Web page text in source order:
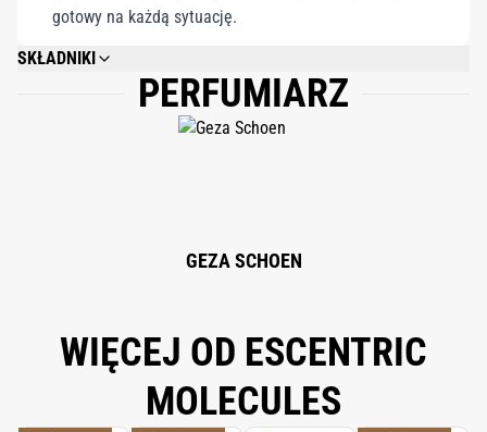
gotowy na każdą sytuację.
SKŁADNIKI
ALCOHOL DENAT, PARFUM (FRAGRANCE), AQUA (WATER), LIMONENE,
ETHYLHEXYL METHOXYCINNAMATE, BUTYL
METHOXYDIBENZOYLMETHANE, ETHYLHEXYL SALICYLATE, CITRAL,
PERFUMIARZ
GEZA SCHOEN
WIĘCEJ OD ESCENTRIC
MOLECULES